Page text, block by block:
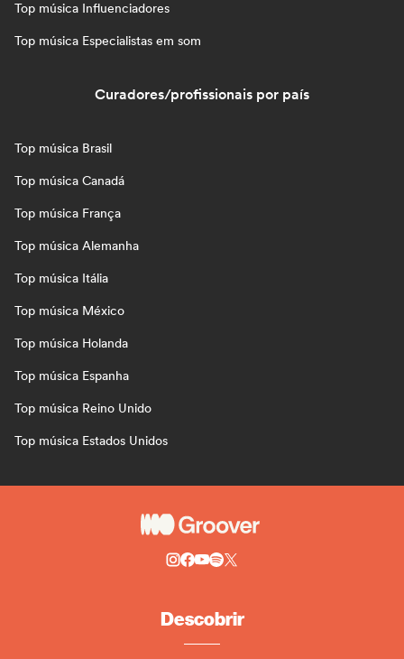
Top música Influenciadores
Top música Especialistas em som
Curadores/profissionais por país
Top música Brasil
Top música Canadá
Top música França
Top música Alemanha
Top música Itália
Top música México
Top música Holanda
Top música Espanha
Top música Reino Unido
Top música Estados Unidos
Descobrir